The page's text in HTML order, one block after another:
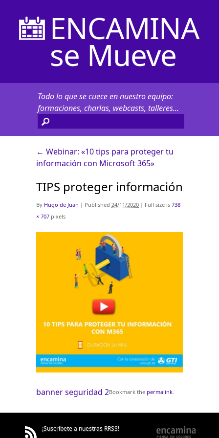
ENCAMINA
se Mueve
Todo lo que se cuece en nuestro equipo:
formaciones, charlas, webcasts, talleres...
← Webinar: «10 tips para proteger tu
información con Microsoft 365»
TIPS proteger información
By Hugo de Juan | Published 24/11/2020 | Full size is 738
× 707 pixels
banner seguridad 2Bookmark the permalink.
¡Suscríbete a nuestras RRSS!